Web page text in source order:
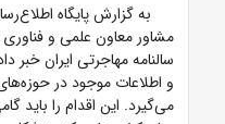
به گزارش پایگاه
مشاور معاون علمی و
سالنامه مهاجرتی ایران خبر
و اطلاعات موجود در
می‌گیرد. این اقدام را باید